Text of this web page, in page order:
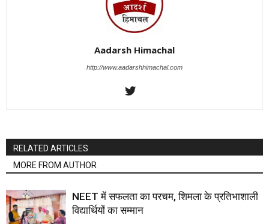
Aadarsh Himachal
http://www.aadarshhimachal.com
RELATED ARTICLES
MORE FROM AUTHOR
NEET में सफलता का परचम, शिमला के प्रतिभाशाली
विद्यार्थियों का सम्मान